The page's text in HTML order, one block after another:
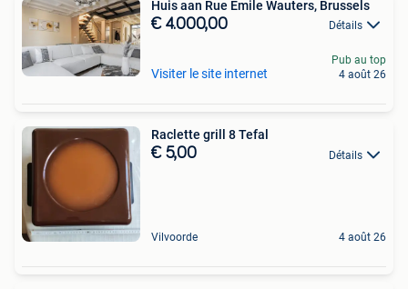
Huis aan Rue Emile Wauters, Brussels
€ 4.000,00 Détails
Visiter le site internet
Pub au top
4 août 26
Raclette grill 8 Tefal
€ 5,00 Détails
Vilvoorde 4 août 26